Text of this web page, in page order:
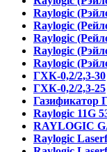
Raylogic
Raylogic
Raylogic
Raylogic
Raylogic
ГХК-0,2/2,3-30
ГХК-0,2/2,3-25
Газификатор
Raylogic 11G
RAYLOGIC
Raylogic